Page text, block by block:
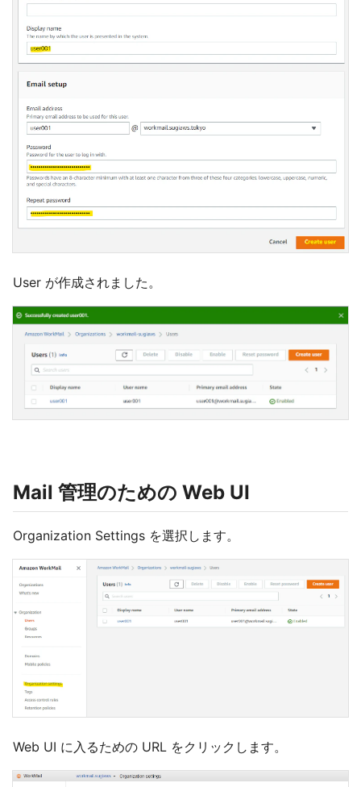
User が作成されました。
Mail 管理のための Web UI
Organization Settings を選択します。
Web UI に入るための URL をクリックします。